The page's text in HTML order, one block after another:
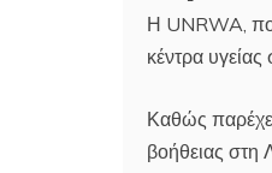
Η UNRWA,
κέντρα
Καθώς
βοήθειας στη